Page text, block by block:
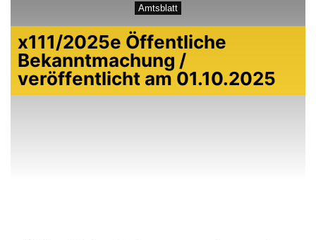
Amtsblatt
x111/2025e Öffentliche
Bekanntmachung /
veröffentlicht am 01.10.2025